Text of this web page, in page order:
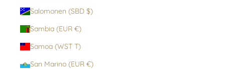
Salomonen (SBD $)
Sambia (EUR €)
Samoa (WST T)
San Marino (EUR €)